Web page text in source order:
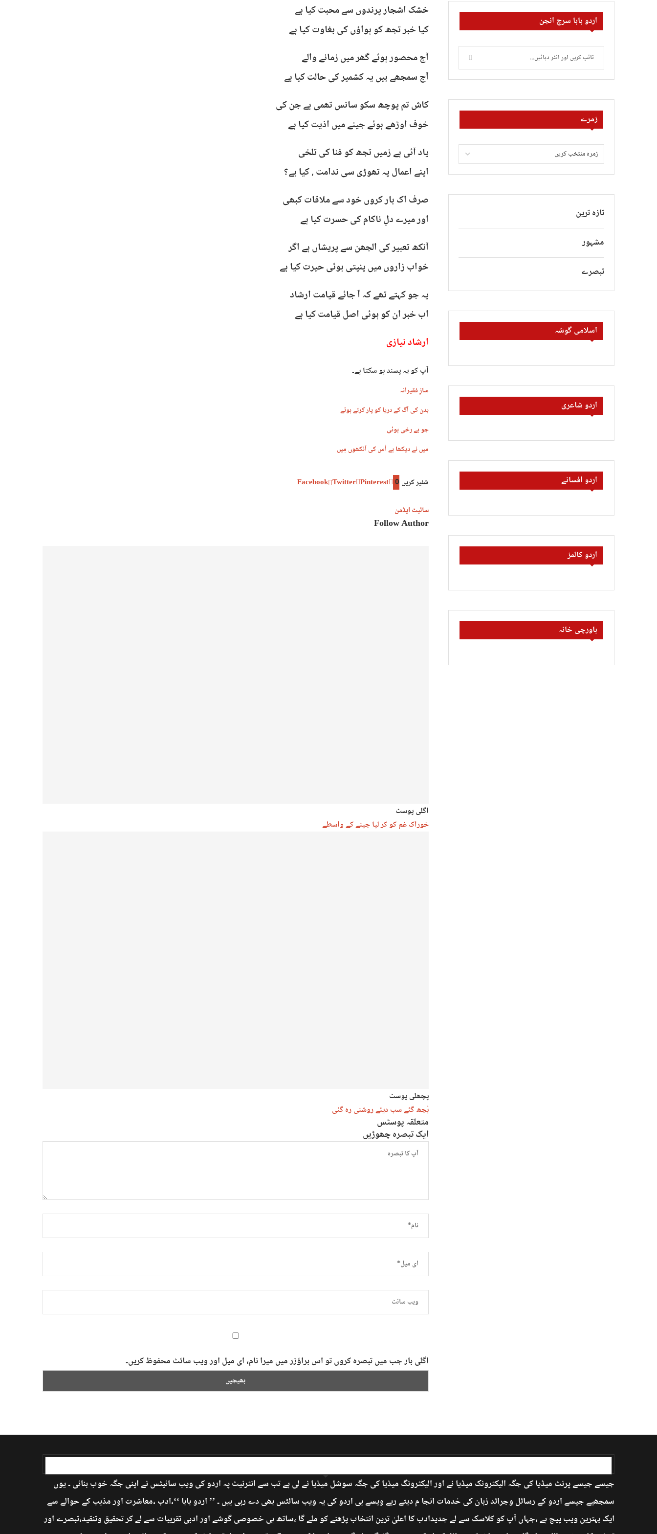
خشک اشجار پرندوں سے محبت کیا ہے
کیا خبر تجھ کو ہواؤں کی بغاوت کیا ہے
آج محصور ہوئے گھر میں زمانے والے
آج سمجھے ہیں یہ کشمیر کی حالت کیا ہے
کاش تم پوچھ سکو سانس تھمی ہے جن کی
خوف اوڑھے ہوئے جینے میں اذیت کیا ہے
یاد آئی ہے زمیں تجھ کو فنا کی تلخی
اپنے اعمال پہ تھوڑی سی ندامت , کیا ہے؟
صرف اک بار کروں خود سے ملاقات کبھی
اور میرے دلِ ناکام کی حسرت کیا ہے
آنکھ تعبیر کی الجھن سے پریشاں ہے اگر
خواب زاروں میں پنپتی ہوئی حیرت کیا ہے
یہ جو کہتے تھے کہ آ جائے قیامت ارشاد
اب خبر ان کو ہوئی اصل قیامت کیا ہے
ارشاد نیازی
آپ کو یہ پسند ہو سکتا ہے۔
سازِ فقیرانہ
بدن کی آگ کے دریا کو پار کرتے ہوئے
جو بے رخی ہوئی
میں نے دیکھا ہے اُس کی آنکھوں مِیں
شئیر کریں 0
Facebook Twitter Pinterest
سائیٹ ایڈمن
Follow Author
اگلی پوسٹ
خوراک غم کو کر لیا جینے کے واسطے
پچھلی پوسٹ
بُجھ گئے سب دیئے روشنی رہ گئی
متعلقہ پوسٹس
ایک تبصرہ چھوڑیں
اگلی بار جب میں تبصرہ کروں تو اس براؤزر میں میرا نام، ای میل اور ویب سائٹ محفوظ کریں۔
اردو بابا سرچ انجن
زمرے
تازہ ترین
مشہور
تبصرے
اسلامی گوشہ
اردو شاعری
اردو افسانے
اردو کالمز
باورچی خانہ
جیسے جیسے پرنٹ میڈیا کی جگہ الیکٹرونک میڈیا نے اور الیکٹرونگ میڈیا کی جگہ سوشل میڈیا نے لی ہے تب سے انٹرنیٹ پہ اردو کی ویب سائیٹس نے اپنی جگہ خوب بنائی ۔ یوں
سمجھیے جیسے اردو کے رسائل وجرائد زبان کی خدمات انجا م دیتے رہے ویسے ہی اردو کی یہ ویب سائٹس بھی دے رہی ہیں ۔ ’’ اردو بابا ‘‘،ادب ،معاشرت اور مذہب کے حوالے سے
ایک بہترین ویب پیج ہے ،جہاں آپ کو کلاسک سے لے جدیدادب کا اعلیٰ ترین انتخاب پڑھنے کو ملے گا ،ساتھ ہی خصوصی گوشے اور ادبی تقریبات سے لے کر تحقیق وتنقید،تبصرے اور